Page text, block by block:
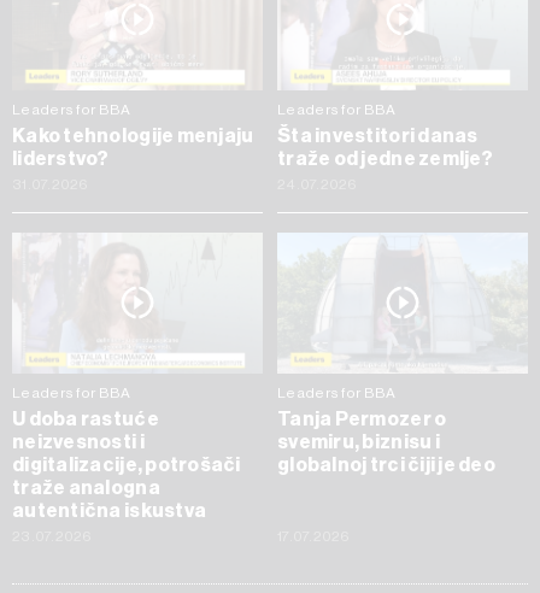
Leaders for BBA
Kako tehnologije menjaju
liderstvo?
Leaders for BBA
Šta investitori danas
traže od jedne zemlje?
Leaders for BBA
U doba rastuće
neizvesnosti i
digitalizacije, potrošači
traže analogna
autentična iskustva
Leaders for BBA
Tanja Permozer o
svemiru, biznisu i
globalnoj trci čiji je deo